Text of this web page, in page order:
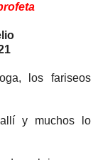
los fariseos
y muchos lo